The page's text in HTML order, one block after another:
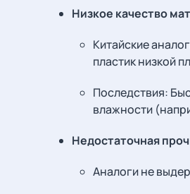
Низкое качество
Китайские
пластик низкой
Последствия:
влажности
Недостаточная
Аналоги не